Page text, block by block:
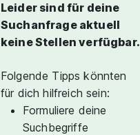
Leider sind für deine
Suchanfrage aktuell
keine Stellen verfügbar.
Folgende Tipps könnten
für dich hilfreich sein:
Formuliere deine
Suchbegriffe